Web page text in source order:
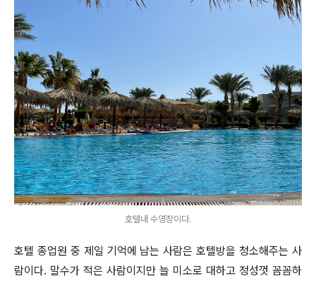
호텔내 수영장이다.
호텔 종업원 중 제일 기억에 남는 사람은 호텔방을 청소해주는 사
람이다. 말수가 적은 사람이지만 늘 미소로 대하고 정성껏 꼼꼼하